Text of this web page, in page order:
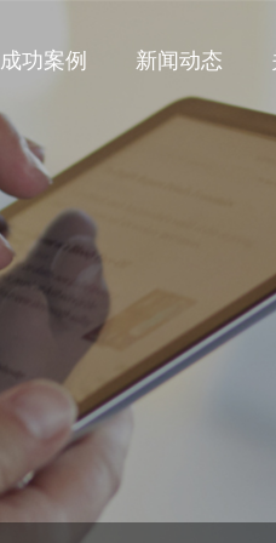
成功案例 新闻动态